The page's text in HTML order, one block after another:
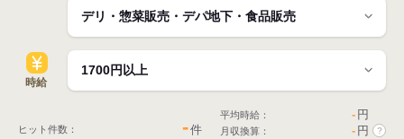
時給
ヒット件数： -件
平均時給： - 円
月収換算： - 円 ?